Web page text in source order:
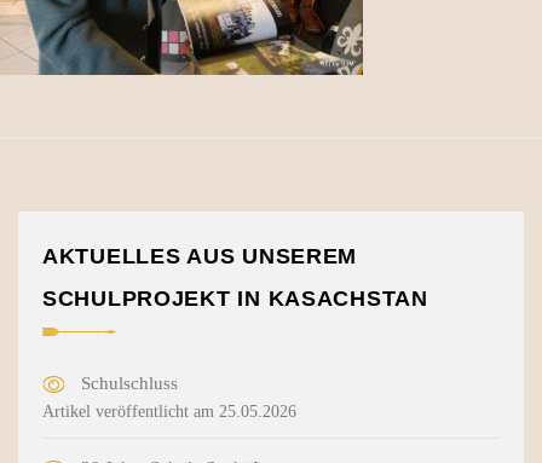
AKTUELLES AUS UNSEREM
SCHULPROJEKT IN KASACHSTAN
Schulschluss
Artikel veröffentlicht am 25.05.2026